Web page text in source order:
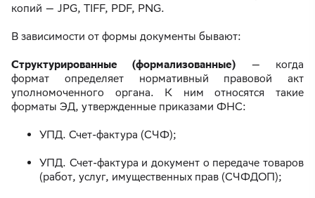
копий — JPG, TIFF, PDF, PNG.
В зависимости от формы документы бывают:
Структурированные (формализованные) — когда
формат определяет нормативный правовой акт
уполномоченного органа. К ним относятся такие
форматы ЭД, утвержденные приказами ФНС:
УПД. Счет-фактура (СЧФ);
УПД. Счет-фактура и документ о передаче товаров
(работ, услуг, имущественных прав (СЧФДОП);